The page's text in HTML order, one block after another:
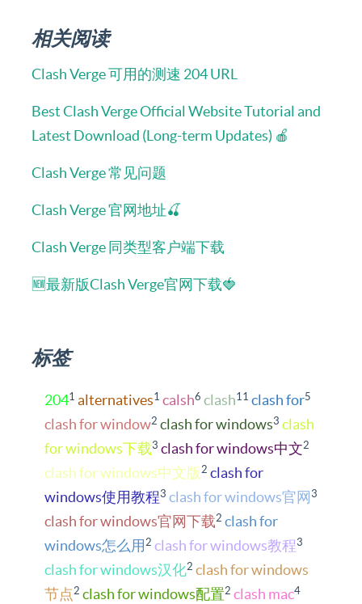
相关阅读
Clash Verge 可用的测速 204 URL
Best Clash Verge Official Website Tutorial and
Latest Download (Long-term Updates) 🍎
Clash Verge 常见问题
Clash Verge 官网地址🍒
Clash Verge 同类型客户端下载
🆕最新版Clash Verge官网下载🍓
标签
2041 alternatives1 calsh6 clash11 clash for5
clash for window2 clash for windows3 clash
for windows下载3 clash for windows中文2
clash for windows中文版 2 clash for
windows使用教程3 clash for windows官网 3
clash for windows官网下载2 clash for
windows怎么用 2 clash for windows教程3
clash for windows汉化2 clash for windows
节点 2 clash for windows配置2 clash mac4